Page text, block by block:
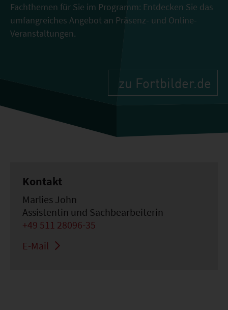
Fachthemen für Sie im Programm: Entdecken Sie das
umfangreiches Angebot an Präsenz- und Online-
Veranstaltungen.
zu Fortbilder.de
Kontakt
Marlies John
Assistentin und Sachbearbeiterin
+49 511 28096-35
E-Mail